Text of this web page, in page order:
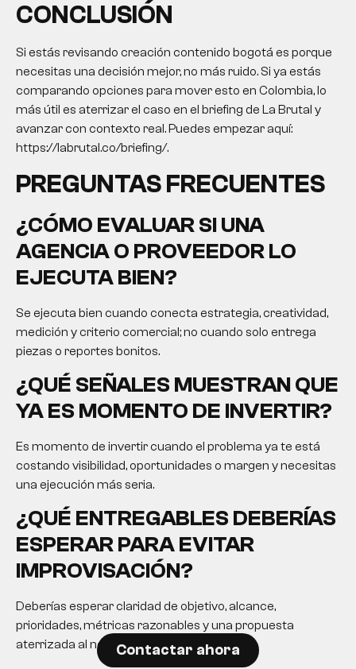
CONCLUSIÓN
Si estás revisando creación contenido bogotá es porque
necesitas una decisión mejor, no más ruido. Si ya estás
comparando opciones para mover esto en Colombia, lo
más útil es aterrizar el caso en el briefing de La Brutal y
avanzar con contexto real. Puedes empezar aquí:
https://labrutal.co/briefing/.
PREGUNTAS FRECUENTES
¿CÓMO EVALUAR SI UNA
AGENCIA O PROVEEDOR LO
EJECUTA BIEN?
Se ejecuta bien cuando conecta estrategia, creatividad,
medición y criterio comercial; no cuando solo entrega
piezas o reportes bonitos.
¿QUÉ SEÑALES MUESTRAN QUE
YA ES MOMENTO DE INVERTIR?
Es momento de invertir cuando el problema ya te está
costando visibilidad, oportunidades o margen y necesitas
una ejecución más seria.
¿QUÉ ENTREGABLES DEBERÍAS
ESPERAR PARA EVITAR
IMPROVISACIÓN?
Deberías esperar claridad de objetivo, alcance,
prioridades, métricas razonables y una propuesta
aterrizada al negocio.Contactar ahora